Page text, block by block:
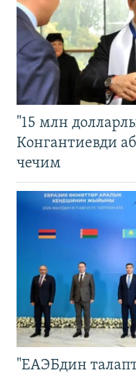
"15 млн
Конгантиевди
чечим
"ЕАЭБдин